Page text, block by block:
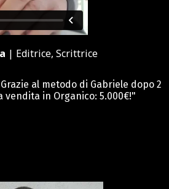
| Editrice, Scrittrice
al metodo di Gabriele dopo 2
in Organico: 5.000€!"